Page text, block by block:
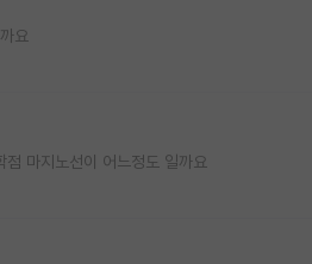
요
마지노선이 어느정도 일까요